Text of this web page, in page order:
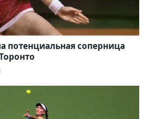
потенциальная соперница